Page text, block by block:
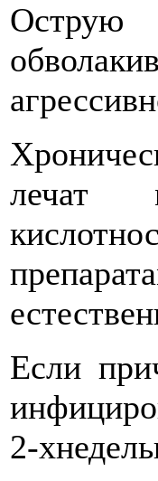
Острую
лечат
Если
2-